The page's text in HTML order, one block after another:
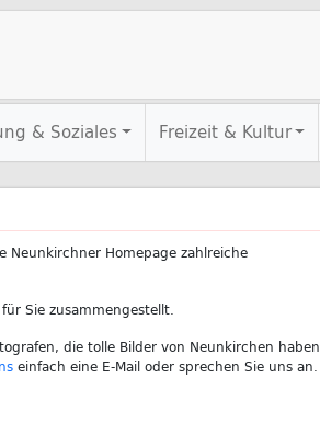
& Soziales Freizeit & Kultur
Neunkirchner Homepage zahlreiche
Sie zusammengestellt.
die tolle Bilder von Neunkirchen haben
einfach eine E-Mail oder sprechen Sie uns an.